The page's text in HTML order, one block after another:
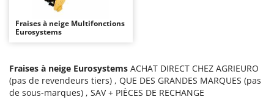
Autolaveuses
Autres produits
Balayeuses
Bancs de scie pour le bois - Scies à bûches
Barbecues
Ambrogio Robot
Annovi Reverberi
Archman
Arco
Fraises à neige Multifonctions
Eurosystems
Fraises à neige Eurosystems ACHAT DIRECT CHEZ AGRIEURO
(pas de revendeurs tiers) , QUE DES GRANDES MARQUES (pas
de sous-marques) , SAV + PIÈCES DE RECHANGE